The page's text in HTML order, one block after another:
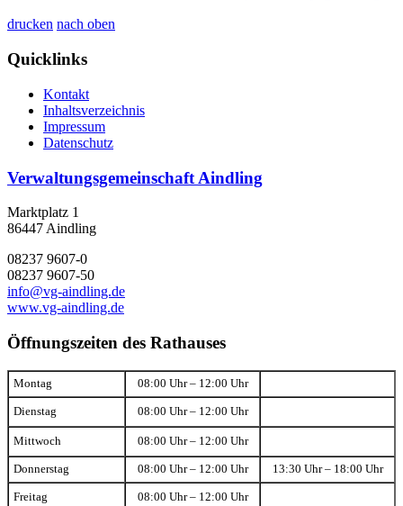
drucken nach oben
Quicklinks
Kontakt
Inhaltsverzeichnis
Impressum
Datenschutz
Verwaltungsgemeinschaft Aindling
Marktplatz 1
86447 Aindling
08237 9607-0
08237 9607-50
info@vg-aindling.de
www.vg-aindling.de
Öffnungszeiten des Rathauses
Montag 08:00 Uhr – 12:00 Uhr
Dienstag 08:00 Uhr – 12:00 Uhr
Mittwoch 08:00 Uhr – 12:00 Uhr
Donnerstag 08:00 Uhr – 12:00 Uhr 13:30 Uhr – 18:00 Uhr
Freitag 08:00 Uhr – 12:00 Uhr